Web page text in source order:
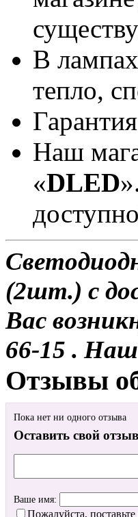
В
тепло,
Наш
«DLED
(2шт.) с
Вас
66-15 .
Отзывы
Пока нет ни одного отзыва
Оставить свой
Ваше имя:
Пожалуйста, поставьте